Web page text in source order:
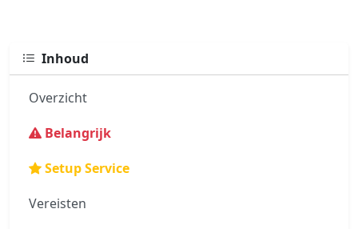
Inhoud
Overzicht
Belangrijk
Setup Service
Vereisten